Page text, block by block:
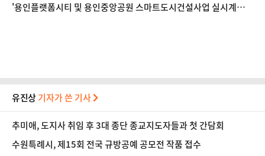
'용인플랫폼시티 및 용인중앙공원 스마트도시건설사업 실시계획
유진상기자가 쓴 기사
추미애, 도지사 취임 후 3대 종단 종교지도자들과 첫 간담회
수원특례시, 제15회 전국 규방공예 공모전 작품 접수